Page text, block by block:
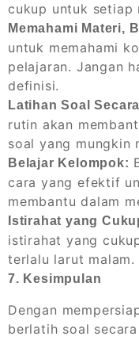
cukup untuk setiap
Memahami Materi,
untuk memahami
pelajaran. Jangan
definisi.
Latihan Soal
rutin akan
soal yang mungkin
Belajar Kelompok:
cara yang efektif
membantu dalam
Istirahat yang
istirahat yang
terlalu larut malam.
7. Kesimpulan
Dengan
berlatih soal